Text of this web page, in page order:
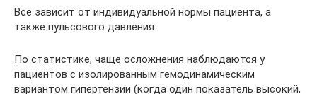
Все зависит от индивидуальной нормы пациента, а
также пульсового давления.
По статистике, чаще осложнения наблюдаются у
пациентов с изолированным гемодинамическим
вариантом гипертензии (когда один показатель высокий,